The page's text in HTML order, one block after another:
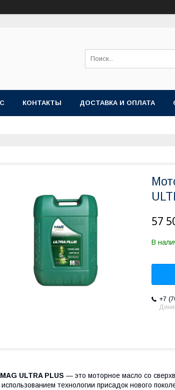
КОНТАКТЫ ДОСТАВКА И ОПЛАТА
57
В
+7
MAG ULTRA PLUS — это моторное масло со
использованием технологии присадок нового